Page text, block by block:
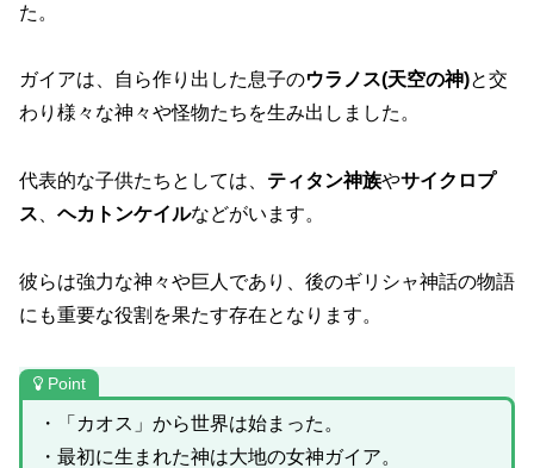
た。
ガイアは、自ら作り出した息子のウラノス(天空の神)と交
わり様々な神々や怪物たちを生み出しました。
代表的な子供たちとしては、 ティタン神族やサイクロプ
ス
ヘカトンケイルなどがいます。
彼らは強力な神々や巨人であり、後のギリシャ神話の物語
にも重要な役割を果たす存在となります。
Point
・「カオス」から世界は始まった。
・最初に生まれた神は大地の女神ガイア。